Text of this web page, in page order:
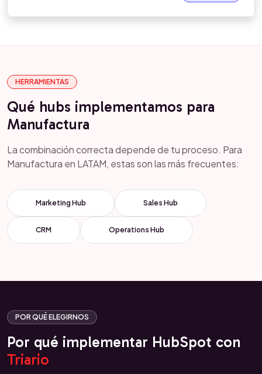
HERRAMIENTAS
Qué hubs implementamos para
Manufactura
La combinación correcta depende de tu proceso. Para
Manufactura en LATAM, estas son las más frecuentes:
Marketing Hub Sales Hub
CRM Operations Hub
POR QUÉ ELEGIRNOS
Por qué implementar HubSpot con
Triario